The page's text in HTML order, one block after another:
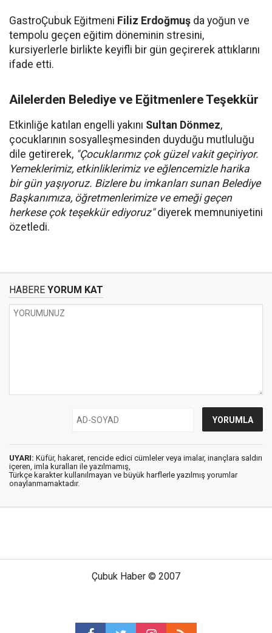
GastroÇubuk Eğitmeni Filiz Erdoğmuş da yoğun ve
tempolu geçen eğitim döneminin stresini,
kursiyerlerle birlikte keyifli bir gün geçirerek attıklarını
ifade etti.
Ailelerden Belediye ve Eğitmenlere Teşekkür
Etkinliğe katılan engelli yakını Sultan Dönmez,
çocuklarının sosyalleşmesinden duyduğu mutluluğu
dile getirerek, "Çocuklarımız çok güzel vakit geçiriyor.
Yemeklerimiz, etkinliklerimiz ve eğlencemizle harika
bir gün yaşıyoruz. Bizlere bu imkanları sunan Belediye
Başkanımıza, öğretmenlerimize ve emeği geçen
herkese çok teşekkür ediyoruz"diyerek memnuniyetini
özetledi.
HABERE YORUM KAT
UYARI: Küfür, hakaret, rencide edici cümleler veya imalar, inançlara saldırı
içeren, imla kuralları ile yazılmamış,
Türkçe karakter kullanılmayan ve büyük harflerle yazılmış yorumlar
onaylanmamaktadır.
Çubuk Haber © 2007